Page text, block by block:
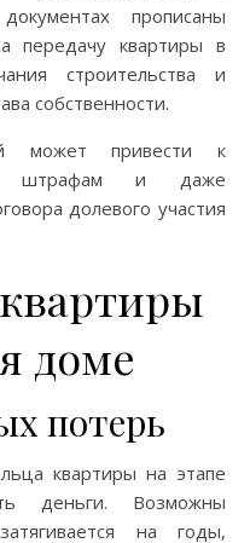
прописаны
передачу квартиры в
строительства и
собственности.
может привести к
штрафам и даже
долевого участия
доме
потерь
квартиры на этапе
деньги. Возможны
на годы,